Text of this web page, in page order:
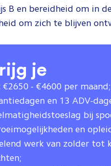
B en bereidheid om in
om zich te blijven
je
€2650 - €4600 per maand;
en 13 ADV-
bij
en
werk van zolder tot